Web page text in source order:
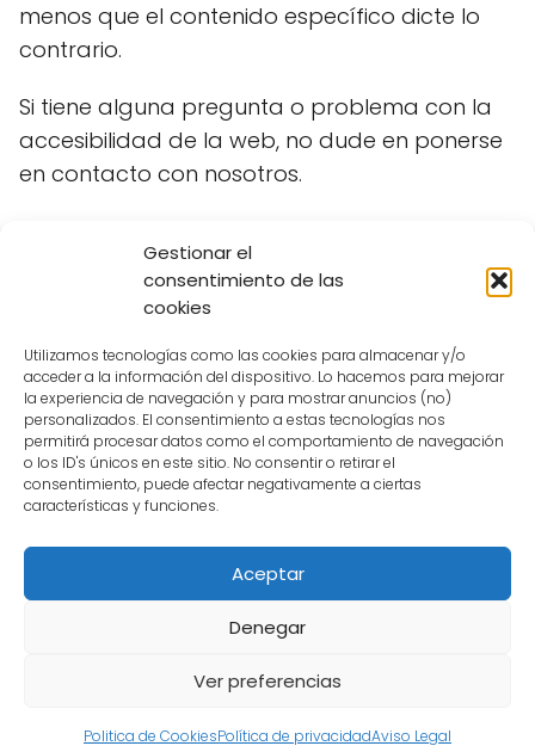
Gestionar el
consentimiento de las
cookies
Utilizamos tecnologías como las cookies para almacenar y/o
acceder a la información del dispositivo. Lo hacemos para mejorar
la experiencia de navegación y para mostrar anuncios (no)
personalizados. El consentimiento a estas tecnologías nos
permitirá procesar datos como el comportamiento de navegación
o los ID's únicos en este sitio. No consentir o retirar el
consentimiento, puede afectar negativamente a ciertas
características y funciones.
Aceptar
Denegar
Ver preferencias
Politica de CookiesPolítica de privacidadAviso Legal
menos que el contenido específico dicte lo
contrario.
Si tiene alguna pregunta o problema con la
accesibilidad de la web, no dude en ponerse
en contacto con nosotros.
Aviso Legal
Politica de Cookies
Politica de Privacidad
Descargo de Responsabilidad
CONTACTO